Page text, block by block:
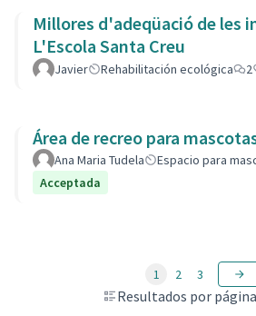
Millores d'adeqüació de les
L'Escola Santa Creu
Javier Rehabilitación ecológica 2
Área de recreo para
Ana Maria Tudela Espacio para
Acceptada
Resultados por
1 2 3